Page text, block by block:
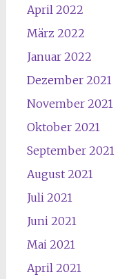
April 2022
März 2022
Januar 2022
Dezember 2021
November 2021
Oktober 2021
September 2021
August 2021
Juli 2021
Juni 2021
Mai 2021
April 2021